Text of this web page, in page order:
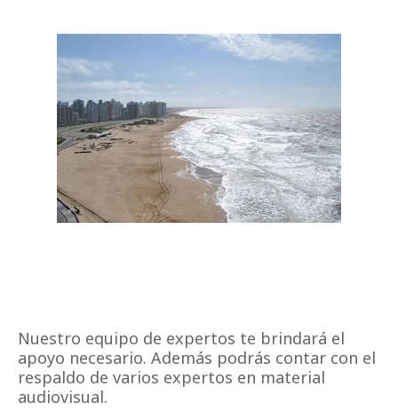
Nuestro equipo de expertos te brindará el
apoyo necesario. Además podrás contar con el
respaldo de varios expertos en material
audiovisual.